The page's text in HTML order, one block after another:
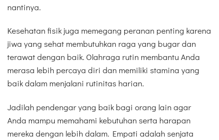
nantinya.
Kesehatan fisik juga memegang peranan penting karena
jiwa yang sehat membutuhkan raga yang bugar dan
terawat dengan baik. Olahraga rutin membantu Anda
merasa lebih percaya diri dan memiliki stamina yang
baik dalam menjalani rutinitas harian.
Jadilah pendengar yang baik bagi orang lain agar
Anda mampu memahami kebutuhan serta harapan
mereka dengan lebih dalam. Empati adalah senjata